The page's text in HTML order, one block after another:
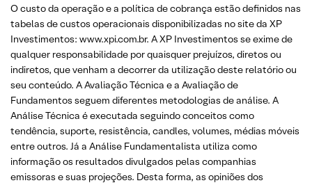
O custo da operação e a política de cobrança estão definidos nas
tabelas de custos operacionais disponibilizadas no site da XP
Investimentos: www.xpi.com.br. A XP Investimentos se exime de
qualquer responsabilidade por quaisquer prejuízos, diretos ou
indiretos, que venham a decorrer da utilização deste relatório ou
seu conteúdo. A Avaliação Técnica e a Avaliação de
Fundamentos seguem diferentes metodologias de análise. A
Análise Técnica é executada seguindo conceitos como
tendência, suporte, resistência, candles, volumes, médias móveis
entre outros. Já a Análise Fundamentalista utiliza como
informação os resultados divulgados pelas companhias
emissoras e suas projeções. Desta forma, as opiniões dos